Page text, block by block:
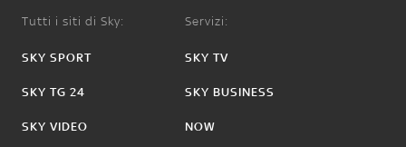
Tutti i siti di Sky:
SKY SPORT
SKY TG 24
SKY VIDEO
Servizi:
SKY TV
SKY BUSINESS
NOW